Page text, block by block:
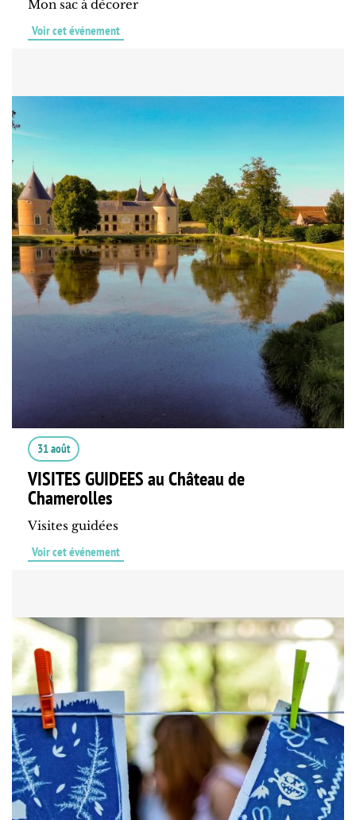
Mon sac à décorer
Voir cet événement
31 août
VISITES GUIDEES au Château de
Chamerolles
Visites guidées
Voir cet événement